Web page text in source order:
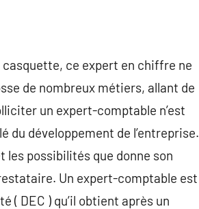
ce expert en chiffre ne
de nombreux métiers, allant de
un expert-comptable n’est
du développement de l’entreprise.
les possibilités que donne son
Un expert-comptable est
( DEC ) qu’il obtient après un